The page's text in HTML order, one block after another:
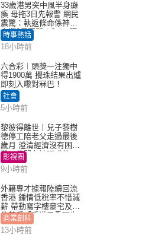
33歲港男突中風半身癱
瘓 母拖3日先報警 網民
震驚：執返條命係神蹟
自爆2個惡習｜Juicy叮
時事熱話
18小時前
六合彩︱頭獎一注獨中
得1900萬 攪珠結果出爐
即刻入嚟對冧巴！
社會
5小時前
黎彼得離世丨兒子黎樹
德停工陪老父走過最後
歲月 澄清經濟沒有困
難：傳聞有誇張成份
影視圈
9小時前
外籍專才據報陸續回流
香港 鍾情低稅率不惜減
薪 帶動寫字樓豪宅及學
位競爭「香港已重現生
機」
商業創科
13小時前